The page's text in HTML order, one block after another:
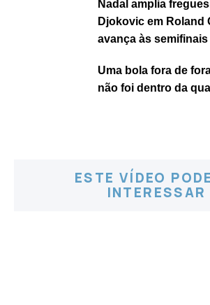
Nadal amplia
Djokovic em Roland
avança às semifinais
Uma bola fora de
não foi dentro da
ESTE VÍDEO
INTERESSAR